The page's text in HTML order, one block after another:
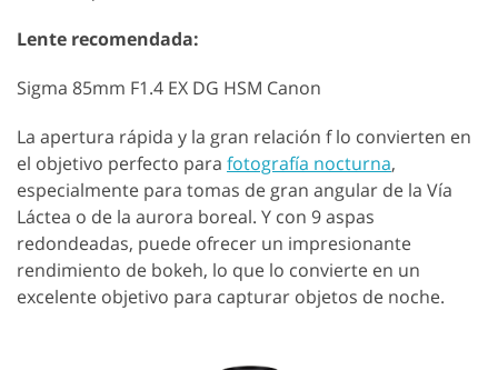
Lente recomendada:
Sigma 85mm F1.4 EX DG HSM Canon
La apertura rápida y la gran relación f lo convierten en
el objetivo perfecto para fotografía nocturna,
especialmente para tomas de gran angular de la Vía
Láctea o de la aurora boreal. Y con 9 aspas
redondeadas, puede ofrecer un impresionante
rendimiento de bokeh, lo que lo convierte en un
excelente objetivo para capturar objetos de noche.